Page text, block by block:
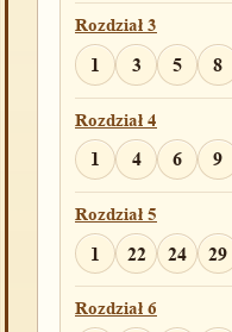
Rozdział 3
1 3 5 8
Rozdział 4
1 4 6 9
Rozdział 5
1 22 24 29
Rozdział 6